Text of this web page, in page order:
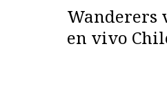
Wanderers
en vivo